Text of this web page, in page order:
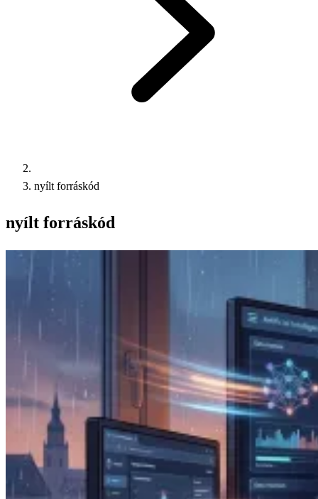
nyílt forráskód
nyílt forráskód